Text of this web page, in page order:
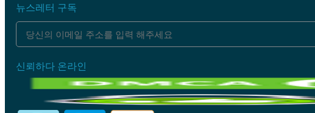
뉴스레터 구독
신뢰하다 온라인